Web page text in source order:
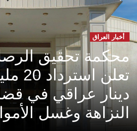
أخبار العراق
محكمة تحقيق
تعلن
دينار عراقي في
النزاهة وغسل